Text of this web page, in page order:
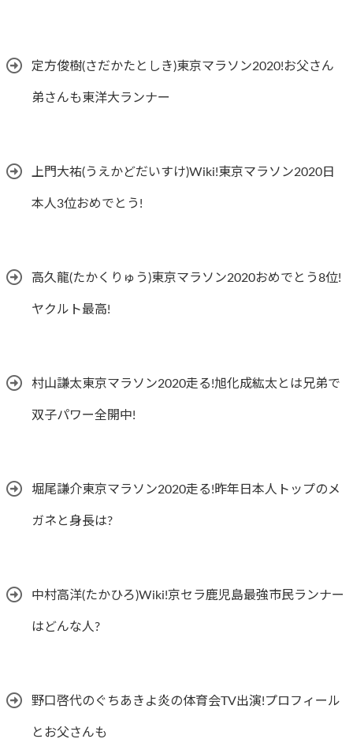
定方俊樹(さだかたとしき)東京マラソン2020!お父さん
弟さんも東洋大ランナー
上門大祐(うえかどだいすけ)Wiki!東京マラソン2020日
本人3位おめでとう!
高久龍(たかくりゅう)東京マラソン2020おめでとう8位!
ヤクルト最高!
村山謙太東京マラソン2020走る!旭化成紘太とは兄弟で
双子パワー全開中!
堀尾謙介東京マラソン2020走る!昨年日本人トップのメ
ガネと身長は?
中村高洋(たかひろ)Wiki!京セラ鹿児島最強市民ランナー
はどんな人?
野口啓代のぐちあきよ炎の体育会TV出演!プロフィール
とお父さんも